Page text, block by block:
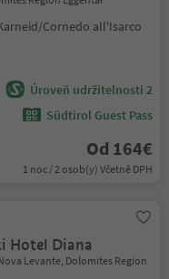
Cornedo all'Isarco
Úroveň udržitelnosti 2
Südtirol Guest Pass
Od 164€
1 noc / 2 osob(y) Včetně DPH
Hotel Diana
Levante, Dolomites Region